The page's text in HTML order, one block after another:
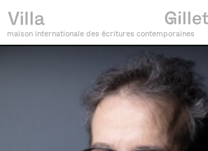
maison internationale des écritures contemporaines